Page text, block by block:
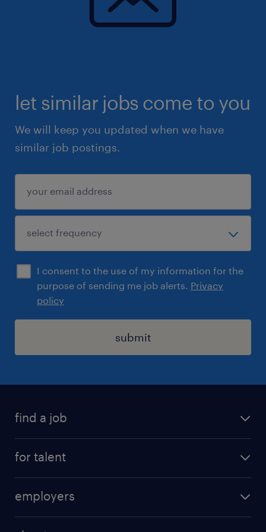
let similar jobs come to you
We will keep you updated when we have
similar job postings.
I consent to the use of my information for the
purpose of sending me job alerts. Privacy
policy
submit
find a job
for talent
professional
employers